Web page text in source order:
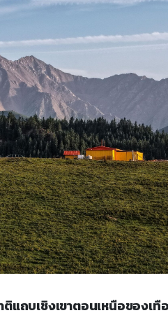
ถบเชิงเขาตอนเหนือของเทือ